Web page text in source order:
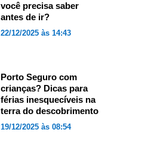
você precisa saber
antes de ir?
22/12/2025 às 14:43
Porto Seguro com
crianças? Dicas para
férias inesquecíveis na
terra do descobrimento
19/12/2025 às 08:54